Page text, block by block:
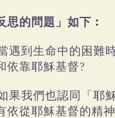
思的問題」如下︰
遇到生命中的困難
依靠耶穌基督?
果我們也認同「耶
依從耶穌基督的精